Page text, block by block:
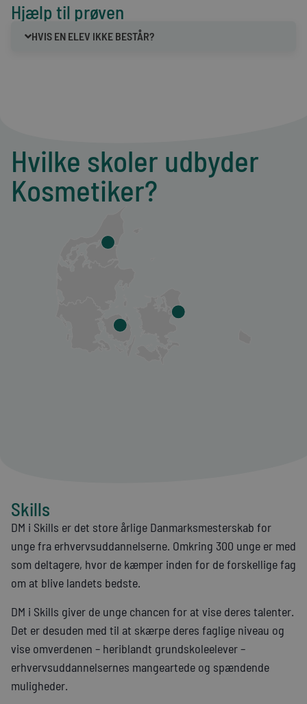
Hjælp til prøven
HVIS EN ELEV IKKE BESTÅR?
Hvilke skoler udbyder
Kosmetiker?
Skills
DM i Skills er det store årlige Danmarksmesterskab for
unge fra erhvervsuddannelserne. Omkring 300 unge er med
som deltagere, hvor de kæmper inden for de forskellige fag
om at blive landets bedste.
DM i Skills giver de unge chancen for at vise deres talenter.
Det er desuden med til at skærpe deres faglige niveau og
vise omverdenen – heriblandt grundskoleelever –
erhvervsuddannelsernes mangeartede og spændende
muligheder.